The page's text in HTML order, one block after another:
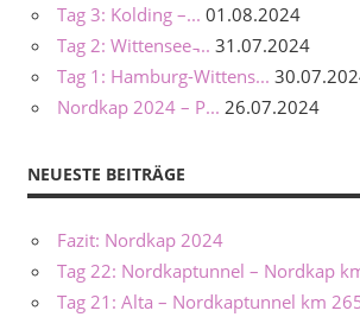
Tag 3: Kolding –... 01.08.2024
Tag 2: Wittensee ̵... 31.07.2024
Tag 1: Hamburg-Wittens...
Nordkap 2024 – P... 26.07.2024
NEUESTE BEITRÄGE
Fazit: Nordkap 2024
Tag 22: Nordkaptunnel – Nordkap
Tag 21: Alta – Nordkaptunnel km